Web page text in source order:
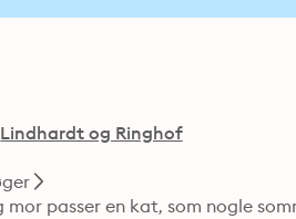
Lindhardt og Ringhof
mor passer en kat, som nogle